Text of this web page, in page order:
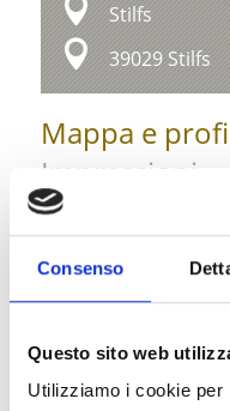
Consenso
Questo sito web
Utilizziamo i cookie per
Stilfs
39029 Stilfs
Mappa e
Impressioni